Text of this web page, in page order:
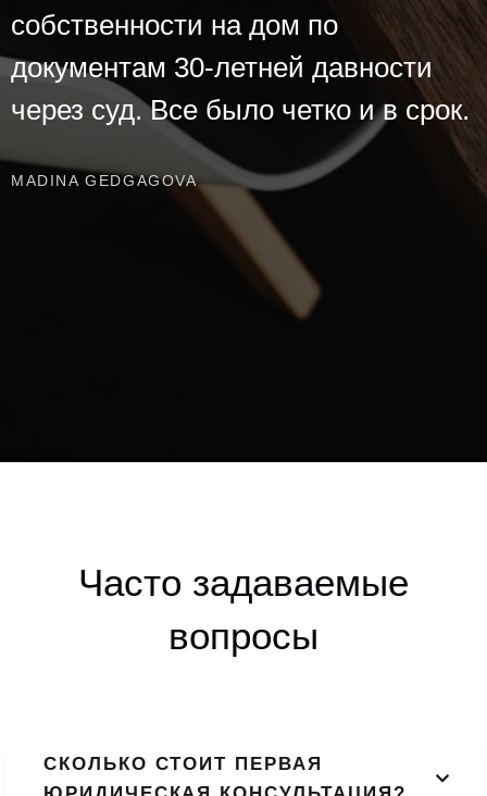
собственности на дом по
документам 30-летней давности
через суд. Все было четко и в срок.
MADINA GEDGAGOVA
Часто задаваемые
вопросы
СКОЛЬКО СТОИТ ПЕРВАЯ